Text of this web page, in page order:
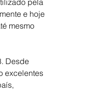
pela
e hoje
mesmo
Desde
excelentes